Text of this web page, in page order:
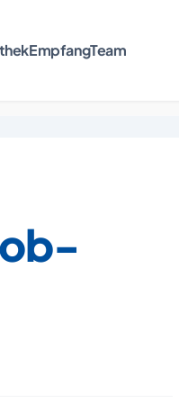
EmpfangTeam